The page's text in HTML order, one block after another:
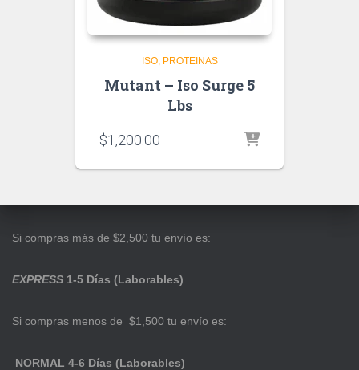
ISO PROTEINAS
Mutant – Iso Surge 5
Lbs
$1,200.00
Si compras más de $2,500 tu envío es:
EXPRESS 1-5 Días (Laborables)
Si compras menos de $1,500 tu envío es:
NORMAL 4-6 Días (Laborables)